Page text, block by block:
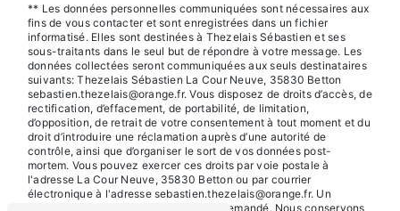
** Les données personnelles communiquées sont nécessaires aux
fins de vous contacter et sont enregistrées dans un fichier
informatisé. Elles sont destinées à Thezelais Sébastien et ses
sous-traitants dans le seul but de répondre à votre message. Les
données collectées seront communiquées aux seuls destinataires
suivants: Thezelais Sébastien La Cour Neuve, 35830 Betton
sebastien.thezelais@orange.fr. Vous disposez de droits d’accès, de
rectification, d’effacement, de portabilité, de limitation,
d’opposition, de retrait de votre consentement à tout moment et du
droit d’introduire une réclamation auprès d’une autorité de
contrôle, ainsi que d’organiser le sort de vos données post-
mortem. Vous pouvez exercer ces droits par voie postale à
l'adresse La Cour Neuve, 35830 Betton ou par courrier
électronique à l'adresse sebastien.thezelais@orange.fr. Un
justificatif d'identité pourra vous être demandé. Nous conservons